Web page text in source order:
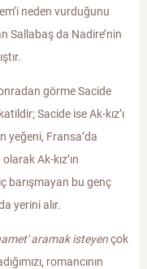
neden vurduğunu
Sallabaş da Nadire’nin
görme Sacide
Sacide ise Ak-kız’ı
yeğeni, Fransa’da
Ak-kız’ın
barışmayan bu genç
yerini alır.
aramak isteyençok
romancının